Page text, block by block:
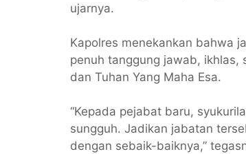
ujarnya.
Kapolres menekankan bahwa
penuh tanggung jawab,
dan Tuhan Yang Maha Esa.
“Kepada pejabat baru,
sungguh. Jadikan jabatan
dengan sebaik-baiknya,”